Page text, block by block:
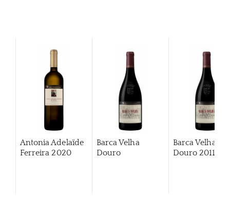
Antonia Adelaïde
Ferreira 2020
Barca Velha
Douro
Barca Velha
Douro 2011